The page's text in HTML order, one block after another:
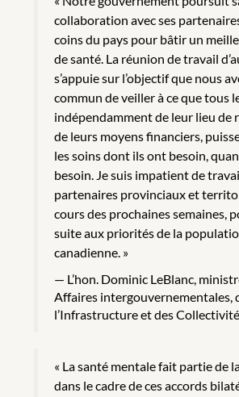
collaboration avec ses
coins du pays pour bâtir un
de santé. La réunion de travail
s’appuie sur l’objectif que nous
commun de veiller à ce que tous
indépendamment de leur lieu de
de leurs moyens financiers,
les soins dont ils ont besoin,
besoin. Je suis impatient de
partenaires provinciaux et
cours des prochaines semaines,
suite aux priorités de la
canadienne. »
L’hon. Dominic LeBlanc,
Affaires intergouvernementales,
l’Infrastructure et des
« La santé mentale fait partie de
dans le cadre de ces accords